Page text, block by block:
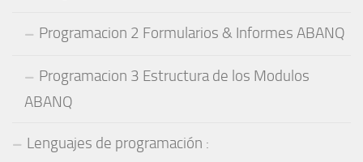
Programacion 2 Formularios & Informes ABANQ
Programacion 3 Estructura de los Modulos
ABANQ
Lenguajes de programación :